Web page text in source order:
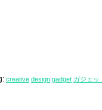
creative design gadget ガジェッ